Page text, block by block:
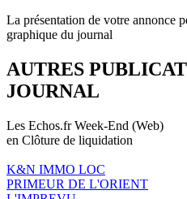
La présentation de votre annonce
graphique du journal
AUTRES
JOURNAL
Les Echos.fr Week-End (Web)
en Clôture de liquidation
K&N IMMO LOC
PRIMEUR DE L'ORIENT